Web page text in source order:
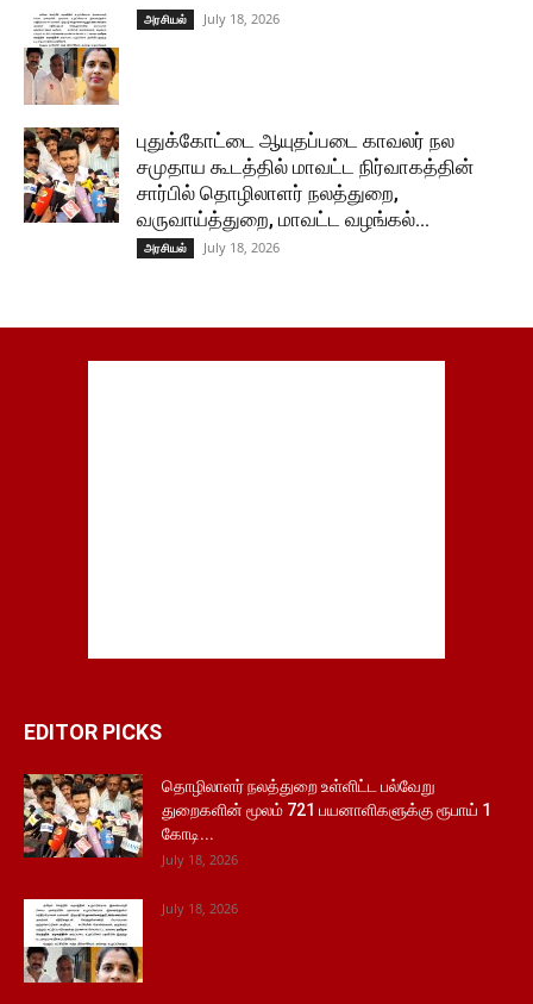
அரசியல் July 18, 2026
புதுக்கோட்டை ஆயுதப்படை காவலர் நல
சமுதாய கூடத்தில் மாவட்ட நிர்வாகத்தின்
சார்பில் தொழிலாளர் நலத்துறை,
வருவாய்த்துறை, மாவட்ட வழங்கல்...
அரசியல் July 18, 2026
EDITOR PICKS
தொழிலாளர் நலத்துறை உள்ளிட்ட பல்வேறு
துறைகளின் மூலம் 721 பயனாளிகளுக்கு ரூபாய் 1
கோடி...
July 18, 2026
July 18, 2026